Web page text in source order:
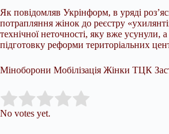
Як повідомляв Укрінформ, в уряді
потрапляння жінок до реєстру
технічної неточності, яку вже усунули,
підготовку реформи територіальних
Міноборони Мобілізація Жінки ТЦК
Rate this item:
No votes yet.